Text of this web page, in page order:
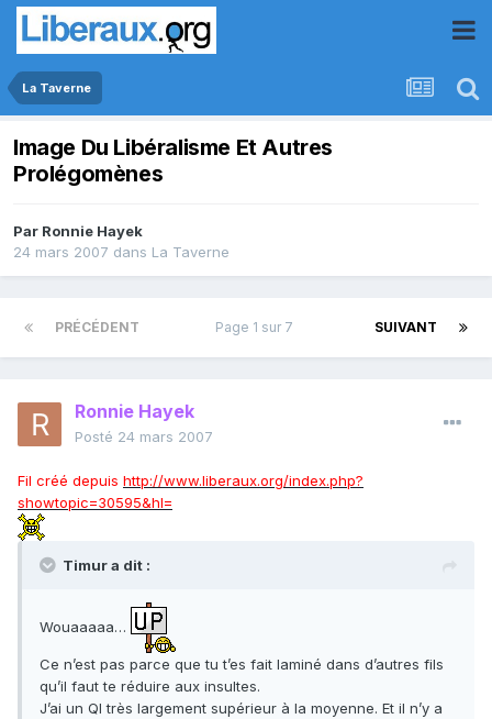
La Taverne
Image Du Libéralisme Et Autres
Prolégomènes
Par Ronnie Hayek
24 mars 2007 dans La Taverne
PRÉCÉDENT SUIVANT
Page 1 sur 7
Ronnie Hayek
Posté 24 mars 2007
Fil créé depuis http://www.liberaux.org/index.php?
showtopic=30595&hl=
Timur a dit :
Wouaaaaa…
Ce n’est pas parce que tu t’es fait laminé dans d’autres fils
qu’il faut te réduire aux insultes.
J’ai un QI très largement supérieur à la moyenne. Et il n’y a